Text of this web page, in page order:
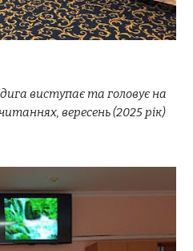
виступає та головує на
вересень (2025 рік)